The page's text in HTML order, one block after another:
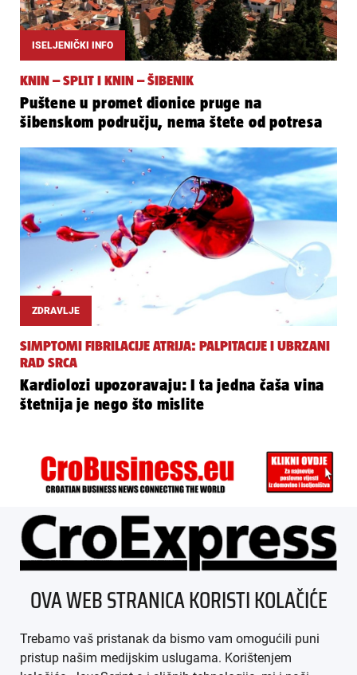
ISELJENIČKI INFO
KNIN – SPLIT I KNIN – ŠIBENIK
Puštene u promet dionice pruge na
šibenskom području, nema štete od potresa
ZDRAVLJE
SIMPTOMI FIBRILACIJE ATRIJA: PALPITACIJE I UBRZANI
RAD SRCA
Kardiolozi upozoravaju: I ta jedna čaša vina
štetnija je nego što mislite
ÜBER UNS
IMPRESSUM
AGB
OVA WEB STRANICA KORISTI KOLAČIĆE
Trebamo vaš pristanak da bismo vam omogućili puni
pristup našim medijskim uslugama. Korištenjem